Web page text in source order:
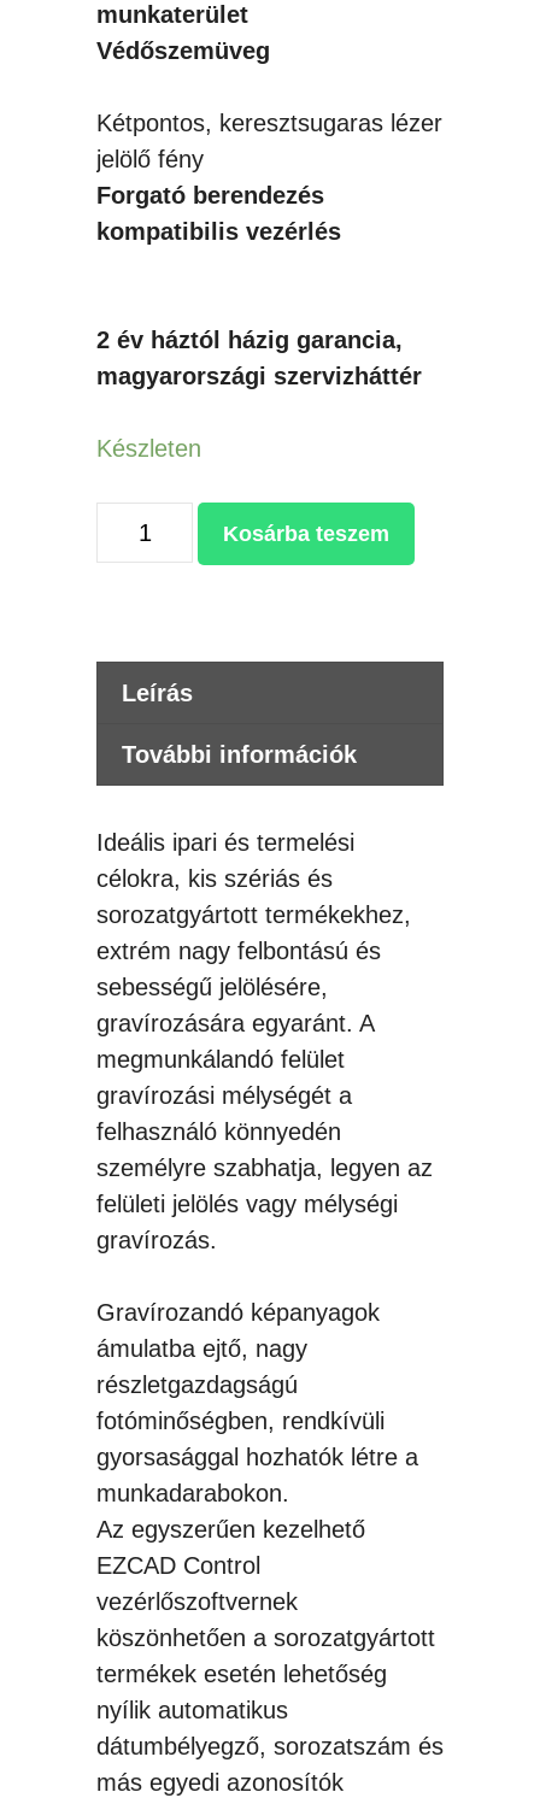
munkaterület
Védőszemüveg
Kétpontos, keresztsugaras lézer
jelölő fény
Forgató berendezés
kompatibilis vezérlés
2 év háztól házig garancia,
magyarországi szervizháttér
Készleten
50W
MAX
mennyiség
Kosárba teszem
Leírás
További információk
Ideális ipari és termelési
célokra, kis szériás és
sorozatgyártott termékekhez,
extrém nagy felbontású és
sebességű jelölésére,
gravírozására egyaránt. A
megmunkálandó felület
gravírozási mélységét a
felhasználó könnyedén
személyre szabhatja, legyen az
felületi jelölés vagy mélységi
gravírozás.
Gravírozandó képanyagok
ámulatba ejtő, nagy
részletgazdagságú
fotóminőségben, rendkívüli
gyorsasággal hozhatók létre a
munkadarabokon.
Az egyszerűen kezelhető
EZCAD Control
vezérlőszoftvernek
köszönhetően a sorozatgyártott
termékek esetén lehetőség
nyílik automatikus
dátumbélyegző, sorozatszám és
más egyedi azonosítók